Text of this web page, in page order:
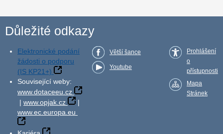
Důležité odkazy
Elektronické podání
žádosti o podporu
(IS KP21+)
Související weby:
www.dotaceeu.cz
| www.opjak.cz
|
www.ec.europa.eu
Větší šance
Youtube
Prohlášení
o
přístupnosti
Mapa
Stránek